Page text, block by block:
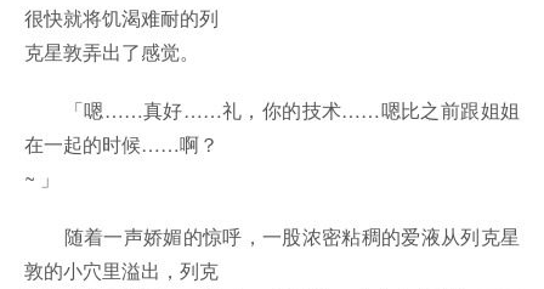
很快就将饥渴难耐的列
克星敦弄出了感觉。
「嗯……真好……礼，你的技术……嗯比之前跟姐姐
在一起的时候……啊？
~ 」
随着一声娇媚的惊呼，一股浓密粘稠的爱液从列克星
敦的小穴里溢出，列克